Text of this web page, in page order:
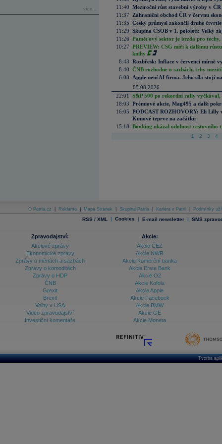
více...
11:40 Meziroční růst stavební výroby v
11:37
Zahraniční obchod ČR v červnu
11:35 Český průmysl zakončil druhé
11:29 Skupina ČSOB v 1. pololetí: Velký
11:26 Paměťový sektor je brzda pro techy,
10:27 PREVIEW: CSG míří k dalšímu
knihy
8:43 Rozbřesk: Inflace v červenci mírně
8:40 ČNB rozhodne o sazbách, trhy
6:08
Apple není AI firma. Jeho síla stojí
05.08.2026
22:01
S&P 500 po rekordní rally vyčkával,
18:03 Prémiové akcie, Mag495 a další
16:05 PODCAST ROZHOVORY: Eli Lilly
Kunové teprve na začátku
15:18 Booking ukázal odolnost cestovního
1 2 3 4
O Patria.cz Reklama Mapa Stránek Skupina Patria Kariéra v Patrii Podmínky
RSS / XML | Cookies | E-mail newsletter | SMS
Zpravodajství:
Akciové zprávy
Ekonomické zprávy
Zprávy o měnách a sazbách
Zprávy o komoditách
Zprávy o HDP
ČNB
Grexit
Brexit
Volby v USA
Video zpravodajství
Investiční komentáře
Akcie:
Akcie ČEZ
Akcie NWR
Akcie Komerční banka
Akcie Erste Bank
Akcie O2
Akcie Kofola
Akcie Apple
Akcie Facebook
Akcie BMW
Akcie GE
Akcie Moneta
Tvorba